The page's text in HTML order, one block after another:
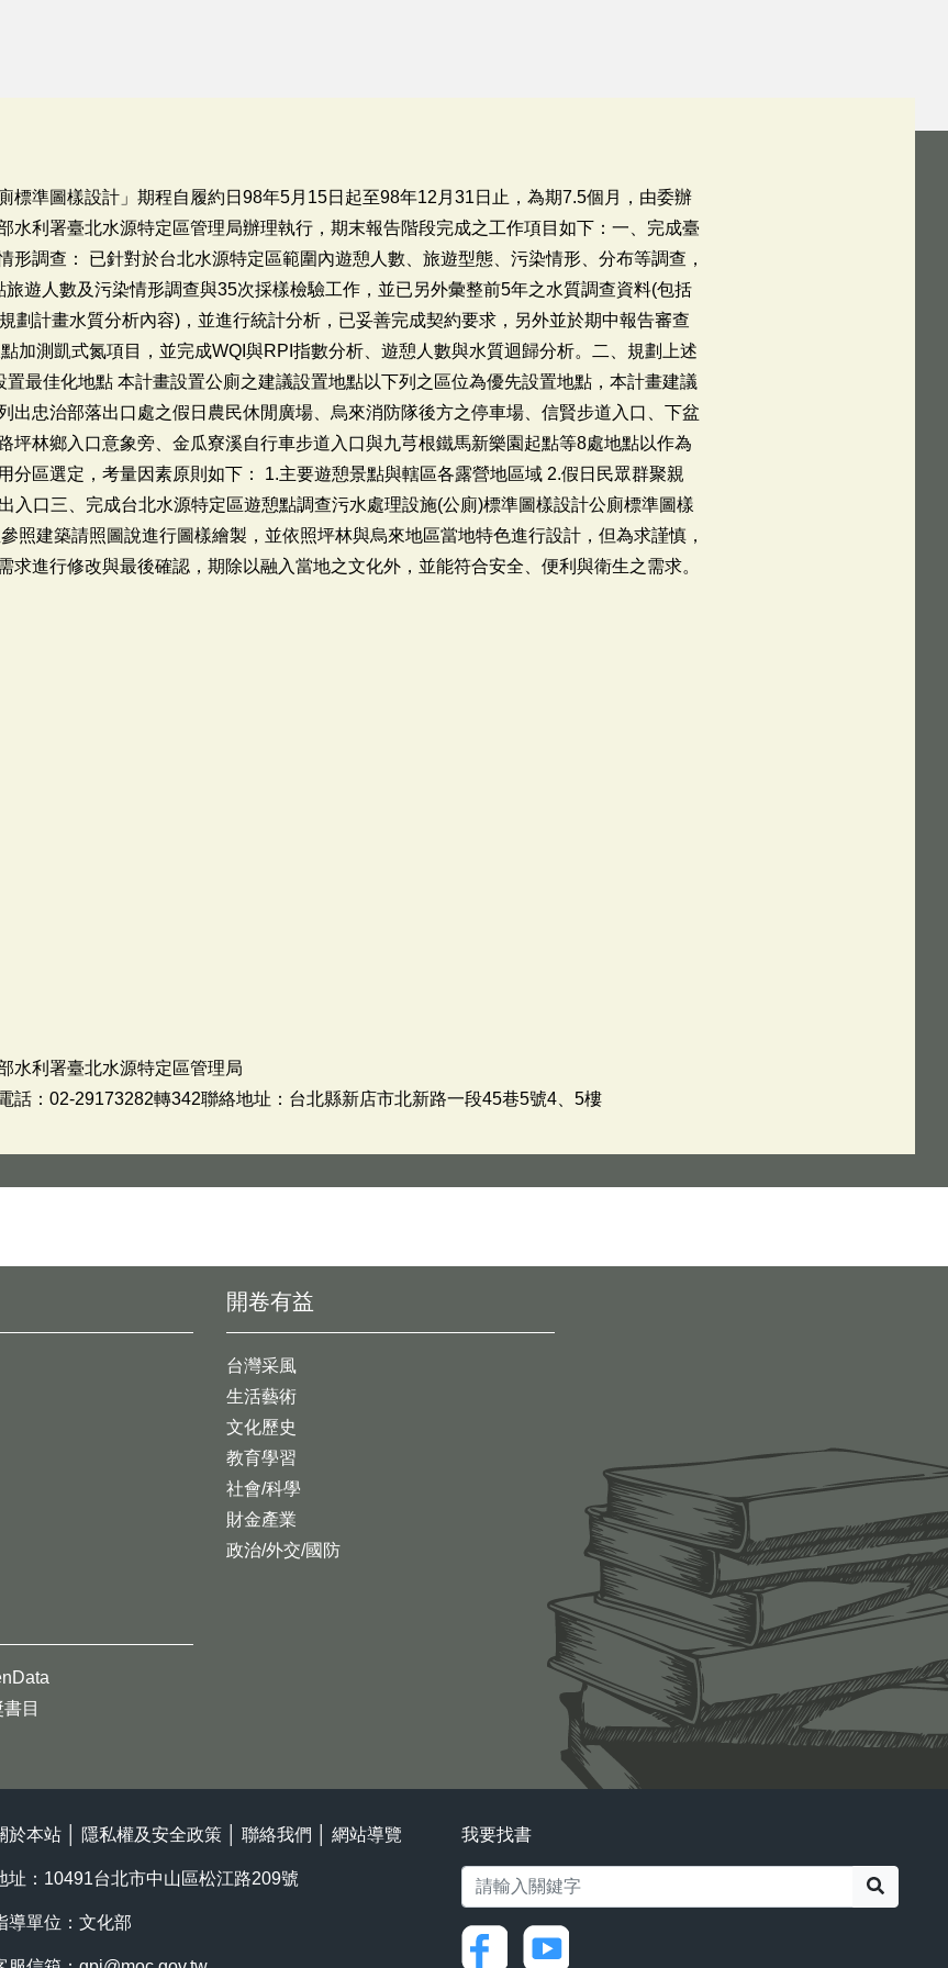
標準圖樣設計」期程自履約日98年5月15日起至98年12月31日止，為期7.5個月，由委辦
水利署臺北水源特定區管理局辦理執行，期末報告階段完成之工作項目如下：一、完成臺
形調查： 已針對於台北水源特定區範圍內遊憩人數、旅遊型態、污染情形、分布等調查，
遊人數及污染情形調查與35次採樣檢驗工作，並已另外彙整前5年之水質調查資料(包括
劃計畫水質分析內容)，並進行統計分析，已妥善完成契約要求，另外並於期中報告審查
加測凱式氮項目，並完成WQI與RPI指數分析、遊憩人數與水質迴歸分析。二、規劃上述
最佳化地點 本計畫設置公廁之建議設置地點以下列之區位為優先設置地點，本計畫建議
出忠治部落出口處之假日農民休閒廣場、烏來消防隊後方之停車場、信賢步道入口、下盆
坪林鄉入口意象旁、金瓜寮溪自行車步道入口與九芎根鐵馬新樂園起點等8處地點以作為
分區選定，考量因素原則如下： 1.主要遊憩景點與轄區各露營地區域 2.假日民眾群聚親
入口三、完成台北水源特定區遊憩點調查污水處理設施(公廁)標準圖樣設計公廁標準圖樣
照建築請照圖說進行圖樣繪製，並依照坪林與烏來地區當地特色進行設計，但為求謹慎，
求進行修改與最後確認，期除以融入當地之文化外，並能符合安全、便利與衛生之需求。
水利署臺北水源特定區管理局
話：02-29173282轉342聯絡地址：台北縣新店市北新路一段45巷5號4、5樓
開卷有益
台灣采風
生活藝術
文化歷史
教育學習
社會/科學
財金產業
政治/外交/國防
目
於本站 隱私權及安全政策 聯絡我們 網站導覽
址：10491台北市中山區松江路209號
導單位：文化部
我要找書